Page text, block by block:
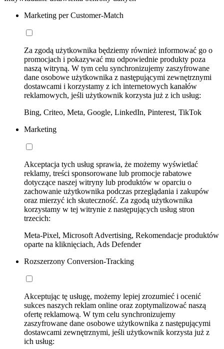
Marketing per Customer-Match
Za zgodą użytkownika będziemy również informować go o
promocjach i pokazywać mu odpowiednie produkty poza
naszą witryną. W tym celu synchronizujemy zaszyfrowane
dane osobowe użytkownika z następującymi zewnętrznymi
dostawcami i korzystamy z ich internetowych kanałów
reklamowych, jeśli użytkownik korzysta już z ich usług:
Bing, Criteo, Meta, Google, LinkedIn, Pinterest, TikTok
Marketing
Akceptacja tych usług sprawia, że możemy wyświetlać
reklamy, treści sponsorowane lub promocje rabatowe
dotyczące naszej witryny lub produktów w oparciu o
zachowanie użytkownika podczas przeglądania i zakupów
oraz mierzyć ich skuteczność. Za zgodą użytkownika
korzystamy w tej witrynie z następujących usług stron
trzecich:
Meta-Pixel, Microsoft Advertising, Rekomendacje produktów
oparte na kliknięciach, Ads Defender
Rozszerzony Conversion-Tracking
Akceptując tę usługę, możemy lepiej zrozumieć i ocenić
sukces naszych reklam online oraz zoptymalizować naszą
ofertę reklamową. W tym celu synchronizujemy
zaszyfrowane dane osobowe użytkownika z następującymi
dostawcami zewnętrznymi, jeśli użytkownik korzysta już z
ich usług: